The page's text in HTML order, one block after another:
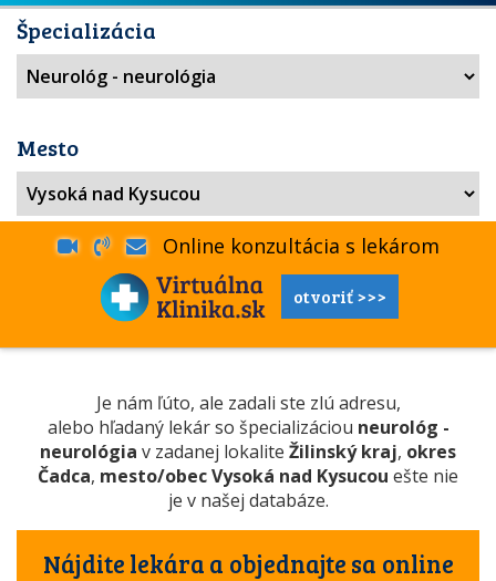
Špecializácia
Mesto
Online konzultácia s lekárom
otvoriť >>>
Je nám ľúto, ale zadali ste zlú adresu,
alebo hľadaný lekár so špecializáciou neurológ -
neurológia v zadanej lokalite Žilinský kraj, okres
Čadca, mesto/obec Vysoká nad Kysucou ešte nie
je v našej databáze.
Nájdite lekára a objednajte sa online